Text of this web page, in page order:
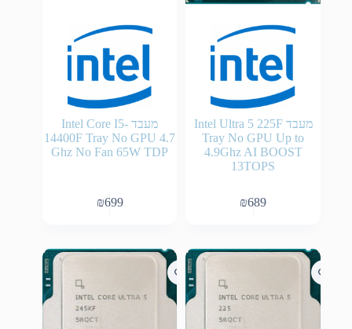
מעבד Intel Ultra 5 225F
Tray No GPU Up to
4.9Ghz AI BOOST
13TOPS
₪689
מעבד Intel Core I5-
14400F Tray No GPU 4.7
Ghz No Fan 65W TDP
₪699